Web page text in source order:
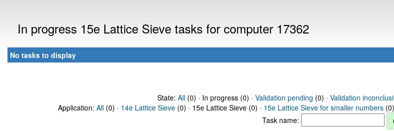
In progress 15e Lattice Sieve tasks for computer 17362
No tasks to display
State: All(0) · In progress (0) · Validation pending (0) · Validation
Application: All (0) · 14e Lattice Sieve (0) · 15e Lattice Sieve (0) · 15e Lattice Sieve for smaller numbers
Task name: